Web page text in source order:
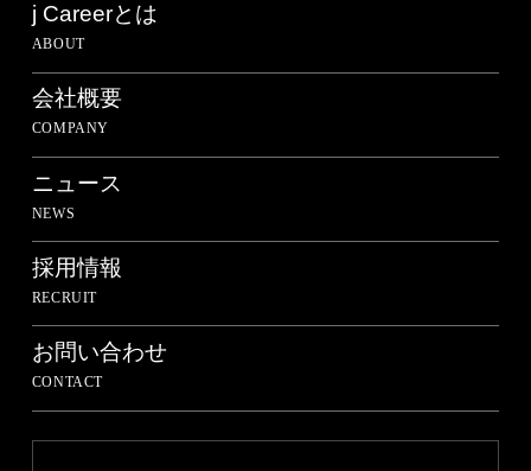
j Careerとは
ABOUT
会社概要
COMPANY
ニュース
NEWS
採用情報
RECRUIT
お問い合わせ
CONTACT